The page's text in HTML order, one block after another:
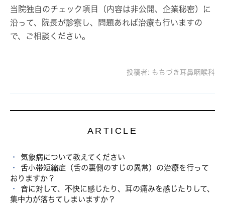
当院独自のチェック項目（内容は非公開、企業秘密）
に
沿って、院長が診察し、問題あれば治療も行いますの
で、ご相談ください。
投稿者: もちづき耳鼻咽喉科
ARTICLE
気象病について教えてください
舌小帯短縮症（舌の裏側のすじの異常）の治療を行って
おりますか？
音に対して、不快に感じたり、耳の痛みを感じたりして、
集中力が落ちてしまいますか？